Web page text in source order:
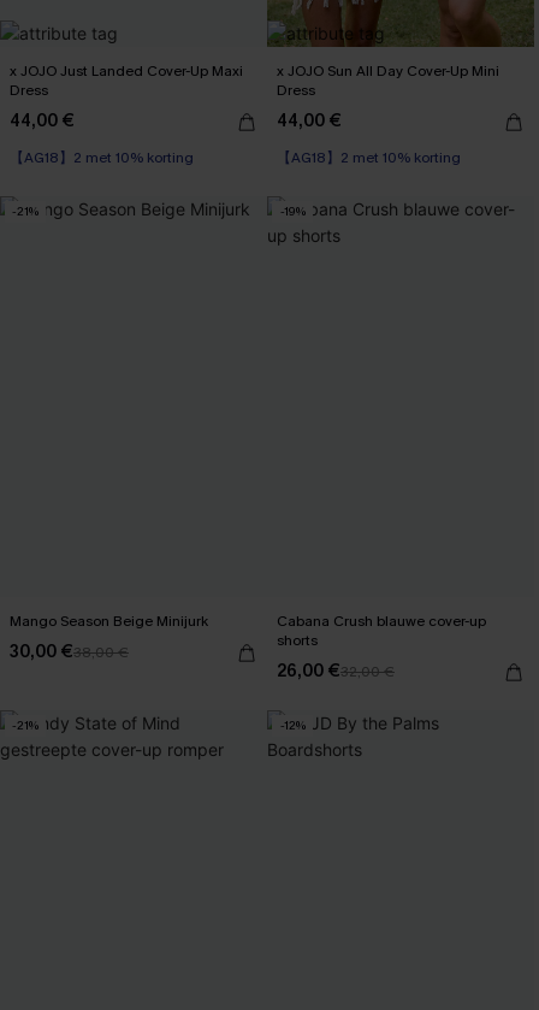
x JOJO Just Landed Cover-Up Maxi
Dress
44,00 €
【AG18】2 met 10% korting
x JOJO Sun All Day Cover-Up Mini
Dress
44,00 €
【AG18】2 met 10% korting
-21%
Mango Season Beige Minijurk
30,00 €38,00 €
-19%
Cabana Crush blauwe cover-up
shorts
26,00 €32,00 €
-21% -12%